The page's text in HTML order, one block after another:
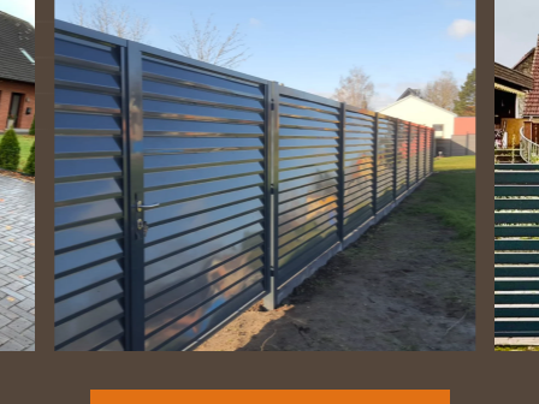
Bachlauf)
ist der
Zaun
perfekt
geworden
und die
lieben
ihre
gewonnene
Freiheit.
vorderen